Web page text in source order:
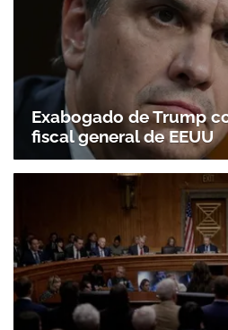
Exabogado de Trump
fiscal general de EEUU